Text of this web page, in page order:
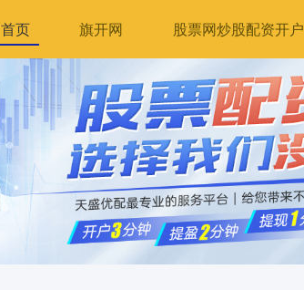
首页 旗开网 股票网炒股配资开户